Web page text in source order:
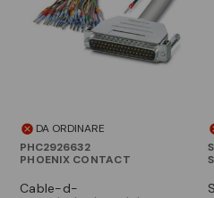
DA ORDINARE
PHC2926632
PHOENIX CONTACT
cable-d-
simatic